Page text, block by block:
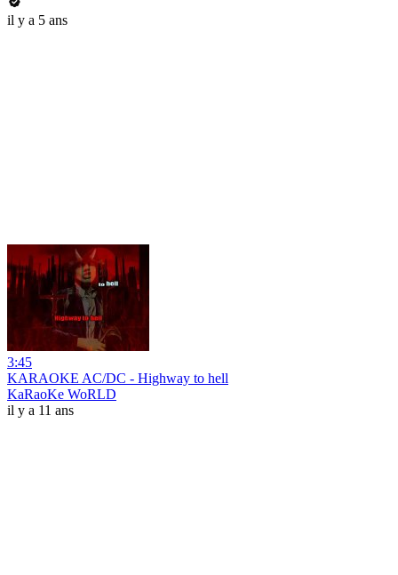
il y a 5 ans
3:45
KARAOKE AC/DC - Highway to hell
KaRaoKe WoRLD
il y a 11 ans